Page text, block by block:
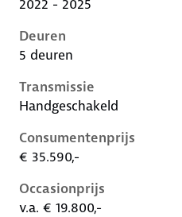
2022 - 2025
Deuren
5 deuren
Transmissie
Handgeschakeld
Consumentenprijs
€ 35.590,-
Occasionprijs
v.a. € 19.800,-